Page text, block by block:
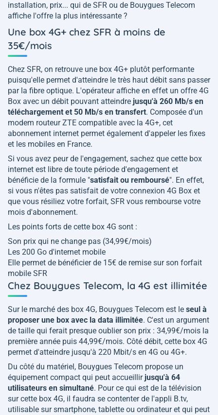
installation, prix... qui de SFR ou de Bouygues Telecom
affiche l'offre la plus intéressante ?
Une box 4G+ chez SFR à moins de
35€/mois
Chez SFR, on retrouve une box 4G+ plutôt performante
puisqu'elle permet d'atteindre le très haut débit sans passer
par la fibre optique. L'opérateur affiche en effet un offre 4G
Box avec un débit pouvant atteindre jusqu'à 260 Mb/s en
téléchargement et 50 Mb/s en transfert. Composée d'un
modem routeur ZTE compatible avec la 4G+, cet
abonnement internet permet également d'appeler les fixes
et les mobiles en France.
Si vous avez peur de l'engagement, sachez que cette box
internet est libre de toute période d'engagement et
bénéficie de la formule "satisfait ou remboursé". En effet,
si vous n'êtes pas satisfait de votre connexion 4G Box et
que vous résiliez votre forfait, SFR vous rembourse votre
mois d'abonnement.
Les points forts de cette box 4G sont :
Son prix qui ne change pas (34,99€/mois)
Les 200 Go d'internet mobile
Elle permet de bénéficier de 15€ de remise sur son forfait
mobile SFR
Chez Bouygues Telecom, la 4G est illimitée
Sur le marché des box 4G, Bouygues Telecom est le seul à
proposer une box avec la data illimitée. C'est un argument
de taille qui ferait presque oublier son prix : 34,99€/mois la
première année puis 44,99€/mois. Côté débit, cette box 4G
permet d'atteindre jusqu'à 220 Mbit/s en 4G ou 4G+.
Du côté du matériel, Bouygues Telecom propose un
équipement compact qui peut accueillir jusqu'à 64
utilisateurs en simultané. Pour ce qui est de la télévision
sur cette box 4G, il faudra se contenter de l'appli B.tv,
utilisable sur smartphone, tablette ou ordinateur et qui peut